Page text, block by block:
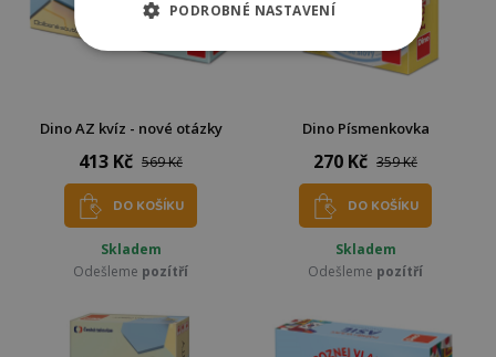
Dino AZ kvíz - nové otázky
413 Kč 569 Kč
DO KOŠÍKU
Skladem
Odešleme pozítří
Dino Písmenkovka
270 Kč 359 Kč
DO KOŠÍKU
Skladem
Odešleme pozítří
PODROBNÉ NASTAVENÍ